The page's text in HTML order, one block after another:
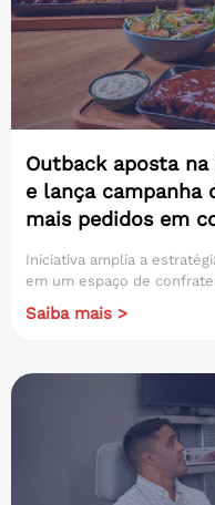
Outback aposta
e lança campanha
mais pedidos em
Iniciativa amplia a
em um espaço de
Saiba mais >